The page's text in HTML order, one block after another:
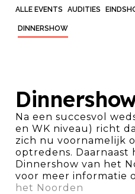
ALLE EVENTS AUDITIES
DINNERSHOW
Na een succesvol
en WK niveau) richt
zich nu voornamelijk
optredens. Daarnaast
Dinnershow van het
voor meer informatie
het Noorden